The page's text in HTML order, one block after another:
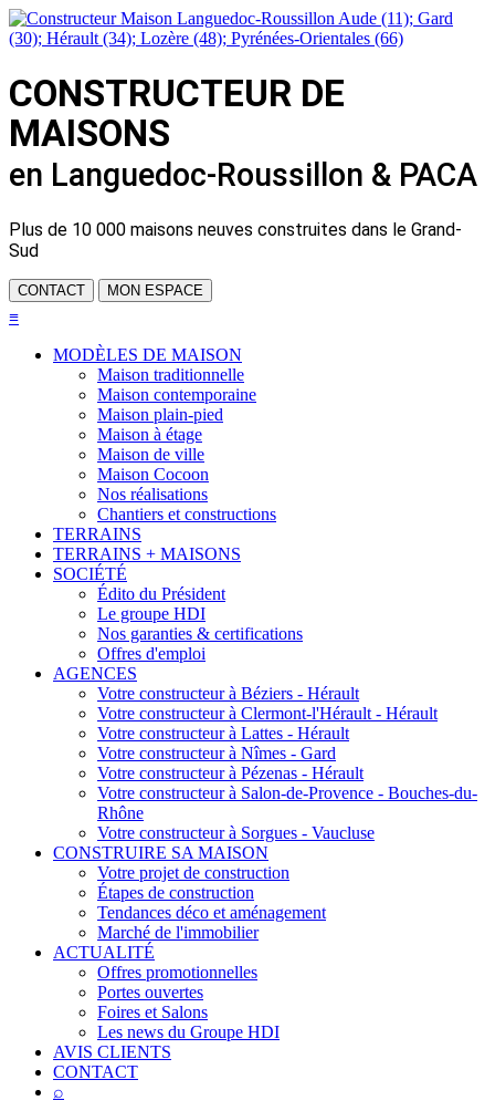
CONSTRUCTEUR DE
MAISONS
en Languedoc-Roussillon & PACA
Plus de 10 000 maisons neuves construites dans le Grand-
Sud
CONTACT MON ESPACE
≡
MODÈLES DE MAISON
Maison traditionnelle
Maison contemporaine
Maison plain-pied
Maison à étage
Maison de ville
Maison Cocoon
Nos réalisations
Chantiers et constructions
TERRAINS
TERRAINS + MAISONS
SOCIÉTÉ
Édito du Président
Le groupe HDI
Nos garanties & certifications
Offres d'emploi
AGENCES
Votre constructeur à Béziers - Hérault
Votre constructeur à Clermont-l'Hérault - Hérault
Votre constructeur à Lattes - Hérault
Votre constructeur à Nîmes - Gard
Votre constructeur à Pézenas - Hérault
Votre constructeur à Salon-de-Provence - Bouches-du-
Rhône
Votre constructeur à Sorgues - Vaucluse
CONSTRUIRE SA MAISON
Votre projet de construction
Étapes de construction
Tendances déco et aménagement
Marché de l'immobilier
ACTUALITÉ
Offres promotionnelles
Portes ouvertes
Foires et Salons
Les news du Groupe HDI
AVIS CLIENTS
CONTACT
⌕